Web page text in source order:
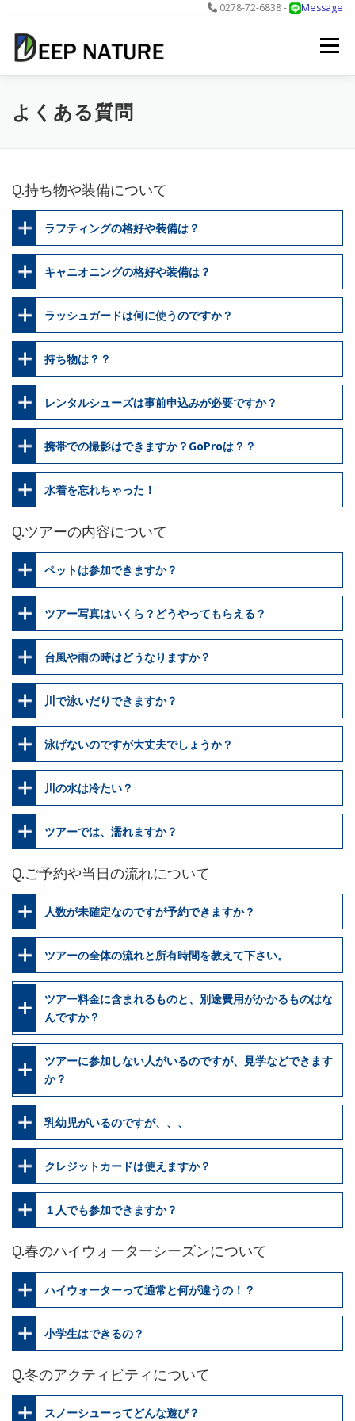
0278-72-6838 -
Message
メニュー
アクティビティ 料金
よくある質問
Q.持ち物や装備について
ラフティングの格好や装備は？
キャニオニングの格好や装備は？
ラッシュガードは何に使うのですか？
持ち物は？？
レンタルシューズは事前申込みが必要ですか？
携帯での撮影はできますか？GoProは？？
水着を忘れちゃった！
Q.ツアーの内容について
ペットは参加できますか？
ツアー写真はいくら？どうやってもらえる？
台風や雨の時はどうなりますか？
川で泳いだりできますか？
泳げないのですが大丈夫でしょうか？
川の水は冷たい？
ツアーでは、濡れますか？
Q.ご予約や当日の流れについて
人数が未確定なのですが予約できますか？
ツアーの全体の流れと所有時間を教えて下さい。
ツアー料金に含まれるものと、別途費用がかかるものはな
んですか？
ツアーに参加しない人がいるのですが、見学などできます
か？
乳幼児がいるのですが、、、
クレジットカードは使えますか？
１人でも参加できますか？
Q.春のハイウォーターシーズンについて
ハイウォーターって通常と何が違うの！？
小学生はできるの？
Q.冬のアクティビティについて
スノーシューってどんな遊び？